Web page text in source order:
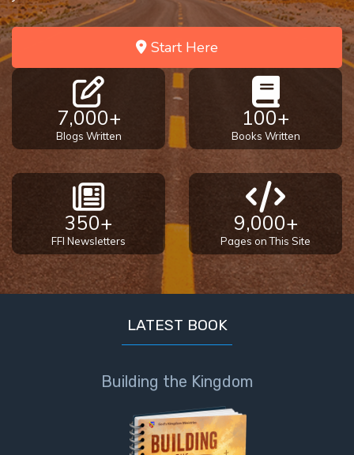
of Evil
How to Be
Overcomer
The Two
Covenants
The
Purpose of
Resurrection
Start Here
7,000+
Blogs Written
100+
Books Written
350+
FFI Newsletters
9,000+
Pages on This Site
LATEST BOOK
Building the Kingdom